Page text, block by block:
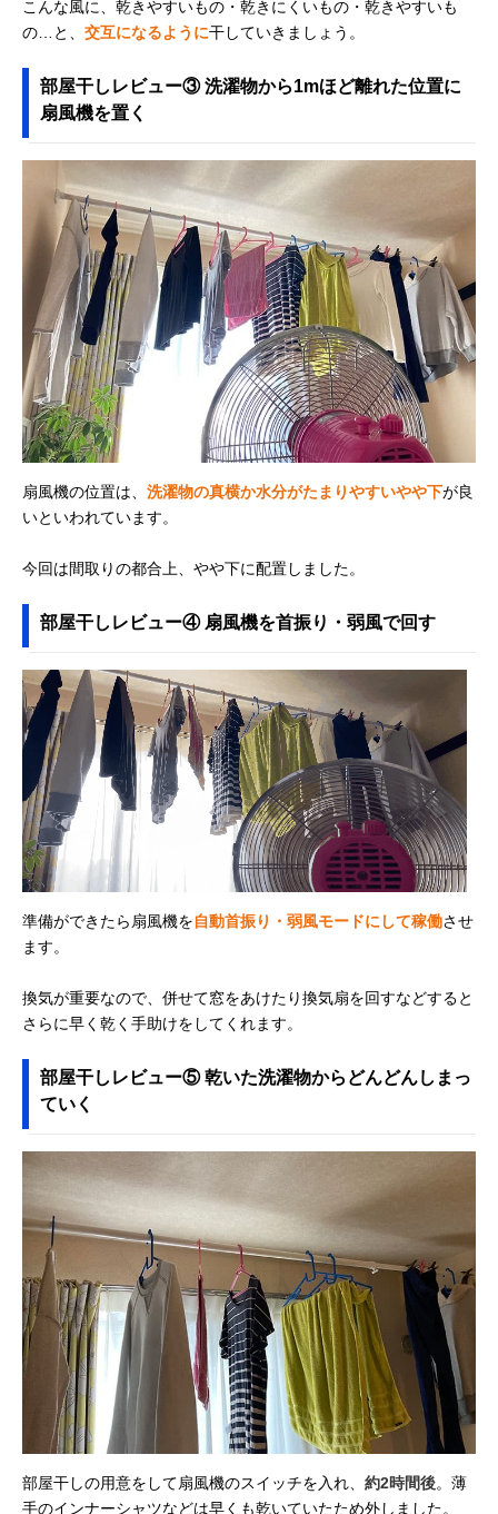
こんな風に、乾きやすいもの・乾きにくいもの・乾きやすいも
の…と、 交互になるように干していきましょう。
部屋干しレビュー③ 洗濯物から1mほど離れた位置に
扇風機を置く
扇風機の位置は、 洗濯物の真横か水分がたまりやすいやや下が良
いといわれています。
今回は間取りの都合上、やや下に配置しました。
部屋干しレビュー④ 扇風機を首振り・弱風で回す
準備ができたら扇風機を自動首振り・弱風モードにして稼働させ
ます。
換気が重要なので、併せて窓をあけたり換気扇を回すなどすると
さらに早く乾く手助けをしてくれます。
部屋干しレビュー⑤ 乾いた洗濯物からどんどんしまっ
ていく
部屋干しの用意をして扇風機のスイッチを入れ、 約2時間後。薄
手のインナーシャツなどは早くも乾いていたため外しました。